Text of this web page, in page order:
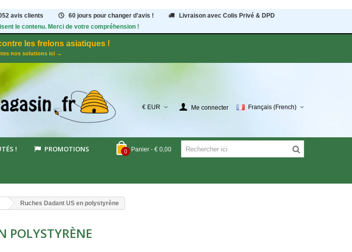
avis clients 60 jours pour changer d'avis !
Livraison avec Colis Privé & DPD
le contenu. Merci de votre compréhension !
les frelons asiatiques !
nos solutions ici →
€ EUR Me connecter Français (French)
0 Panier - € 0,00
! PROMOTIONS
Ruches Dadant US en polystyrène
POLYSTYRÈNE